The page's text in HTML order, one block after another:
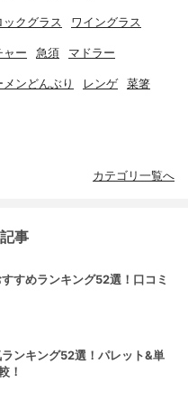
ックグラス ワイングラス
ャー 急須 マドラー
メンどんぶり レンゲ 菜箸
カテゴリ一覧へ
事
すめランキング52選！口コミ
ンキング52選！パレット&単
！